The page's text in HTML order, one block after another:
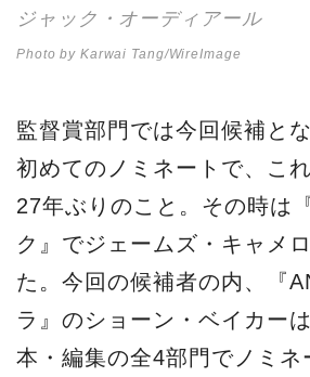
ジャック・オーディアール
Photo by Karwai Tang/WireImage
監督賞部門では今回候補と
初めてのノミネートで、こ
27年ぶりのこと。その時は
ク』でジェームズ・キャメ
た。今回の候補者の内、『
ラ』のショーン・ベイカー
本・編集の全4部門でノミネ